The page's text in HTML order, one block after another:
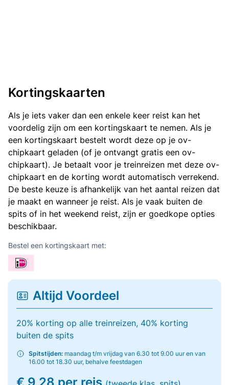
Kortingskaarten
Als je iets vaker dan een enkele keer reist kan het
voordelig zijn om een kortingskaart te nemen. Als je
een kortingskaart bestelt wordt deze op je ov-
chipkaart geladen (of je ontvangt gratis een ov-
chipkaart). Je betaalt voor je treinreizen met deze ov-
chipkaart en de korting wordt automatisch verrekend.
De beste keuze is afhankelijk van het aantal reizen dat
je maakt en wanneer je reist. Als je vaak buiten de
spits of in het weekend reist, zijn er goedkope opties
beschikbaar.
Bestel een kortingskaart met:
Altijd Voordeel
20% korting op alle treinreizen, 40% korting
buiten de spits
Spitstijden: maandag t/m vrijdag van 6.30 tot 9.00 uur en van
16.00 tot 18.30 uur, behalve feestdagen